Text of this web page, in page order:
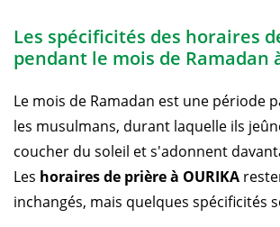
Les spécificités des horaires
pendant le mois de Ramadan
Le mois de Ramadan est une période
les musulmans, durant laquelle ils
coucher du soleil et s'adonnent
Les horaires de prière à OURIKA
inchangés, mais quelques spécificités